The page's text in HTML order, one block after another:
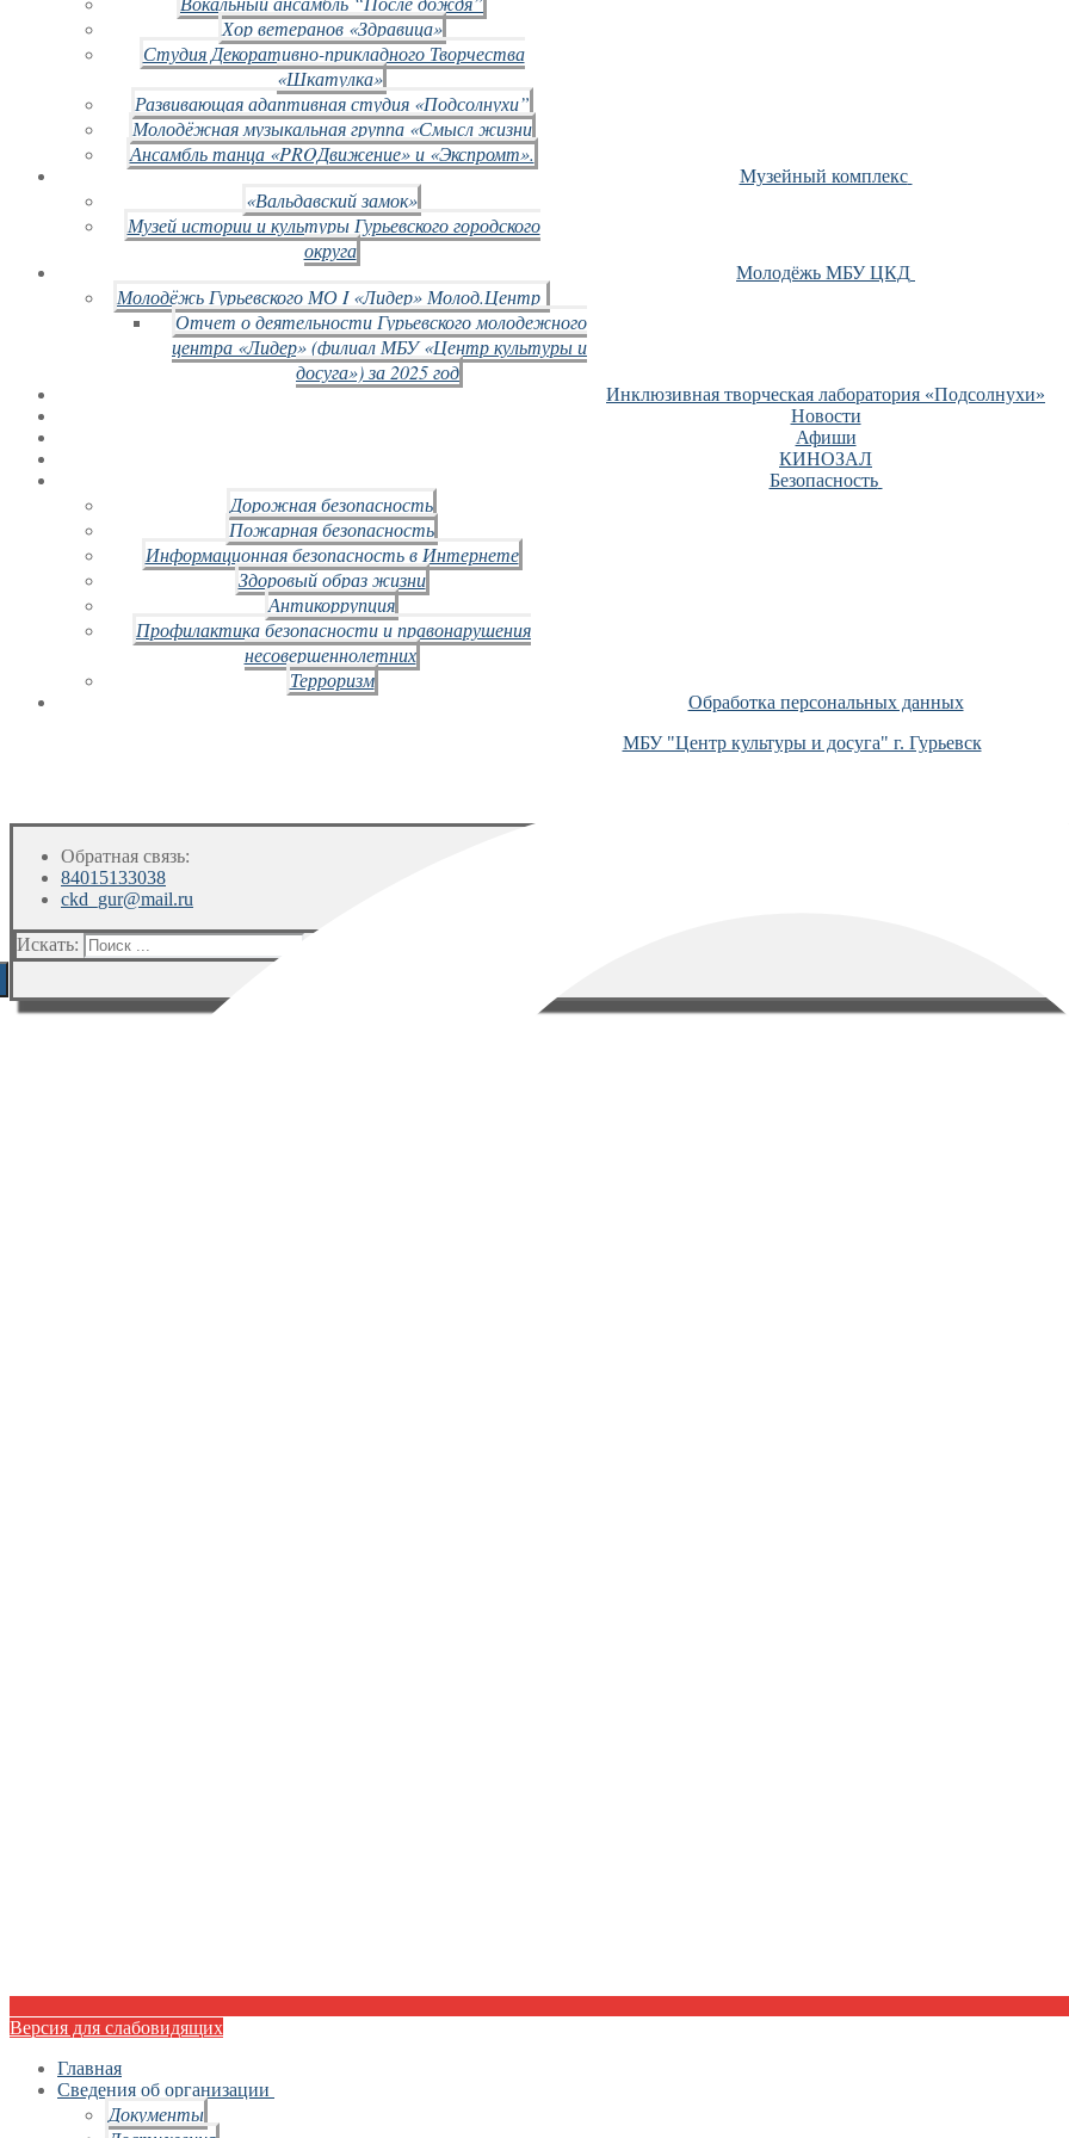
Хор ветеранов «Здравица»
Студия Декоративно-прикладного Творчества
«Шкатулка»
Развивающая адаптивная студия «Подсолнухи”
Молодёжная музыкальная группа «Смысл жизни
Ансамбль танца «PROДвижение» и «Экспромт».
Музейный комплекс
«Вальдавский замок»
Музей истории и культуры Гурьевского городского
округа
Молодёжь МБУ ЦКД
Молодёжь Гурьевского МО I «Лидер» Молод.Центр
Отчет о деятельности Гурьевского молодежного
центра «Лидер» (филиал МБУ «Центр культуры и
досуга») за 2025 год
Инклюзивная творческая лаборатория «Подсолнухи»
Новости
Афиши
КИНОЗАЛ
Безопасность
Дорожная безопасность
Пожарная безопасность
Информационная безопасность в Интернете
Здоровый образ жизни
Антикоррупция
Профилактика безопасности и правонарушения
несовершеннолетних
Терроризм
Обработка персональных данных
МБУ "Центр культуры и досуга" г. Гурьевск
Обратная связь:
84015133038
ckd_gur@mail.ru
Искать:
Версия для слабовидящих
Главная
Сведения об организации
Документы